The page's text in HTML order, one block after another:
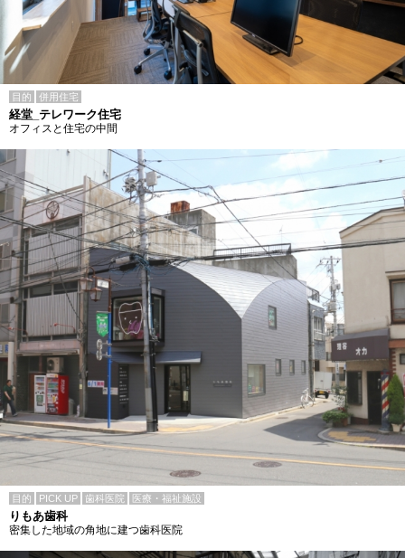
目的 併用住宅
経堂_テレワーク住宅
オフィスと住宅の中間
目的 PICK UP 歯科医院 医療・福祉施設
りもあ歯科
密集した地域の角地に建つ歯科医院